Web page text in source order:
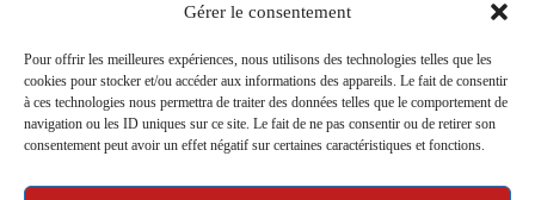
Gérer le consentement
Pour offrir les meilleures expériences, nous utilisons des technologies telles que les
cookies pour stocker et/ou accéder aux informations des appareils. Le fait de consentir
à ces technologies nous permettra de traiter des données telles que le comportement de
navigation ou les ID uniques sur ce site. Le fait de ne pas consentir ou de retirer son
consentement peut avoir un effet négatif sur certaines caractéristiques et fonctions.
Gabon au bord du forfait
Related Articles